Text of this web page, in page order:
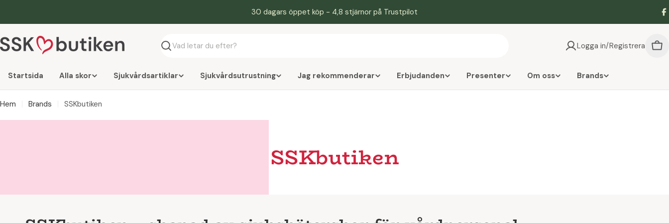
30 dagars öppet köp - 4,8 stjärnor på Trustpilot
Söka
Logga in/Registrera
Startsida Alla skor Sjukvårdsartiklar Sjukvårdsutrustning Jag rekommenderar Erbjudanden Presenter Om oss Brands
Hem Brands SSKbutiken
SSKbutiken